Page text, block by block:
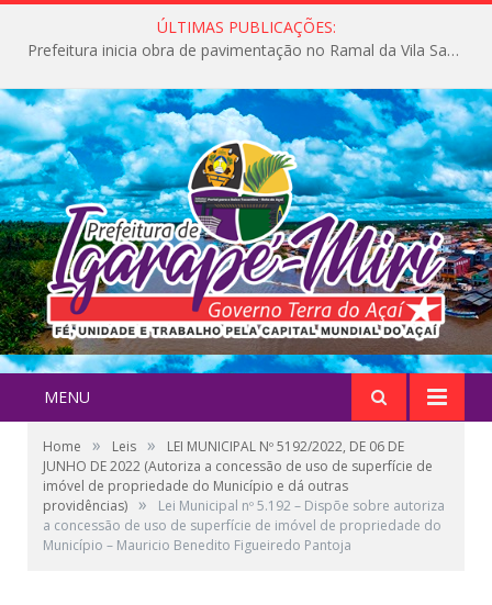
ÚLTIMAS PUBLICAÇÕES:
Prefeitura inicia obra de pavimentação no Ramal da Vila Santa Maria do Icatu
MENU
Home » Leis »
LEI MUNICIPAL Nº 5192/2022, DE 06 DE
JUNHO DE 2022 (Autoriza a concessão de uso de superfície de
imóvel de propriedade do Município e dá outras
providências) »
Lei Municipal nº 5.192 – Dispõe sobre autoriza
a concessão de uso de superfície de imóvel de propriedade do
Município – Mauricio Benedito Figueiredo Pantoja